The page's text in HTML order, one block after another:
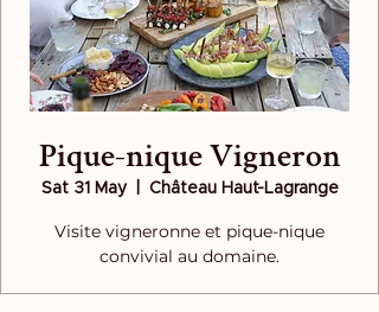
Pique-nique Vigneron
Sat 31 May
  |
Château Haut-Lagrange
Visite vigneronne et pique-nique
convivial au domaine.